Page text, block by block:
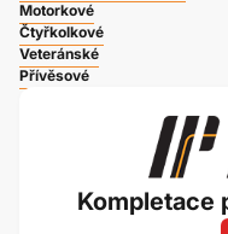
Motorkové
Čtyřkolkové
Veteránské
Přívěsové
Kompletace